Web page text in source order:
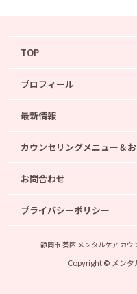
TOP
プロフィール
最新情報
カウンセリングメニュー＆
お問合わせ
プライバシーポリシー
静岡市 葵区 メンタルケア カ
Copyright © メンタ